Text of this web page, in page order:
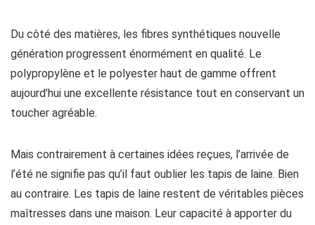
Du côté des matières, les fibres synthétiques nouvelle
génération progressent énormément en qualité. Le
polypropylène et le polyester haut de gamme offrent
aujourd’hui une excellente résistance tout en conservant un
toucher agréable.
Mais contrairement à certaines idées reçues, l’arrivée de
l’été ne signifie pas qu’il faut oublier les tapis de laine. Bien
au contraire. Les tapis de laine restent de véritables pièces
maîtresses dans une maison. Leur capacité à apporter du